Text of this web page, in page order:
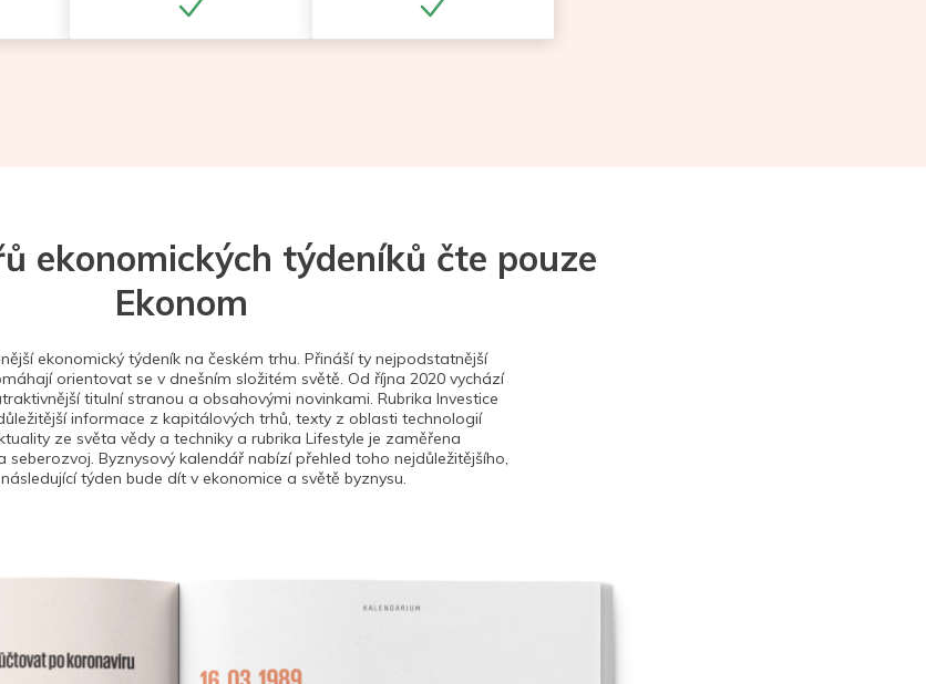
ekonomických týdeníků čte pouze
Ekonom
ekonomický týdeník na českém trhu. Přináší ty nejpodstatnější
orientovat se v dnešním složitém světě. Od října 2020 vychází
titulní stranou a obsahovými novinkami. Rubrika Investice
informace z kapitálových trhů, texty z oblasti technologií
ze světa vědy a techniky a rubrika Lifestyle je zaměřena
seberozvoj. Byznysový kalendář nabízí přehled toho nejdůležitějšího,
týden bude dít v ekonomice a světě byznysu.